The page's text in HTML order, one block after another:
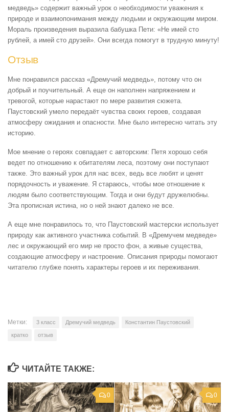
медведь» содержит важный урок о необходимости уважения к
природе и взаимопонимания между людьми и окружающим миром.
Мораль произведения выразила бабушка Пети: «Не имей сто
рублей, а имей сто друзей». Они всегда помогут в трудную минуту!
Отзыв
Мне понравился рассказ «Дремучий медведь», потому что он
добрый и поучительный. А еще он наполнен напряжением и
тревогой, которые нарастают по мере развития сюжета.
Паустовский умело передаёт чувства своих героев, создавая
атмосферу ожидания и опасности. Мне было интересно читать эту
историю.
Мое мнение о героях совпадает с авторским: Петя хорошо себя
ведет по отношению к обитателям леса, поэтому они поступают
также. Это важный урок для нас всех, ведь все любят и ценят
порядочность и уважение. Я стараюсь, чтобы мое отношение к
людям было соответствующим. Тогда и они будут дружелюбны.
Эта прописная истина, но о ней знают далеко не все.
А еще мне понравилось то, что Паустовский мастерски использует
природу как активного участника событий. В «Дремучем медведе»
лес и окружающий его мир не просто фон, а живые существа,
создающие атмосферу и настроение. Описания природы помогают
читателю глубже понять характеры героев и их переживания.
Метки: 3 класс Дремучий медведь Константин Паустовский
кратко отзыв
ЧИТАЙТЕ ТАКЖЕ:
0 0